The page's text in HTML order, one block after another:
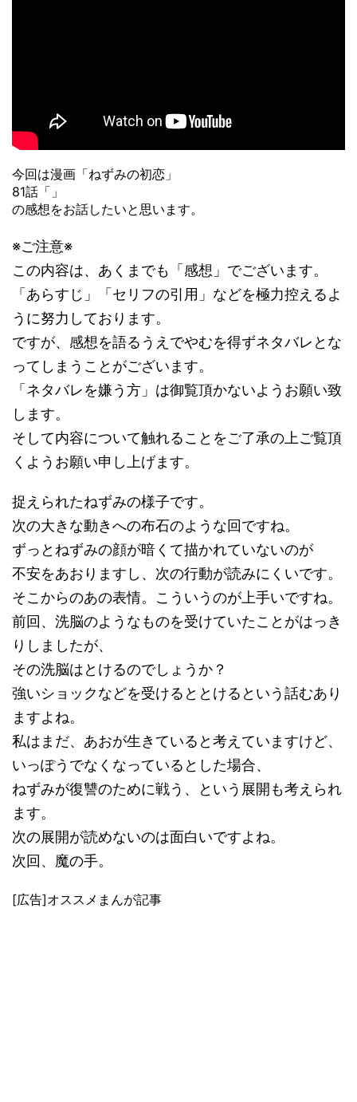
今回は漫画「ねずみの初恋」
81話「」
の感想をお話したいと思います。
※ご注意※
この内容は、あくまでも「感想」でございます。
「あらすじ」「セリフの引用」などを極力控えるよ
うに努力しております。
ですが、感想を語るうえでやむを得ずネタバレとな
ってしまうことがございます。
「ネタバレを嫌う方」は御覧頂かないようお願い致
します。
そして内容について触れることをご了承の上ご覧頂
くようお願い申し上げます。
捉えられたねずみの様子です。
次の大きな動きへの布石のような回ですね。
ずっとねずみの顔が暗くて描かれていないのが
不安をあおりますし、次の行動が読みにくいです。
そこからのあの表情。こういうのが上手いですね。
前回、洗脳のようなものを受けていたことがはっき
りしましたが、
その洗脳はとけるのでしょうか？
強いショックなどを受けるととけるという話むあり
ますよね。
私はまだ、あおが生きていると考えていますけど、
いっぽうでなくなっているとした場合、
ねずみが復讐のために戦う、という展開も考えられ
ます。
次の展開が読めないのは面白いですよね。
次回、魔の手。
[広告]オススメまんが記事